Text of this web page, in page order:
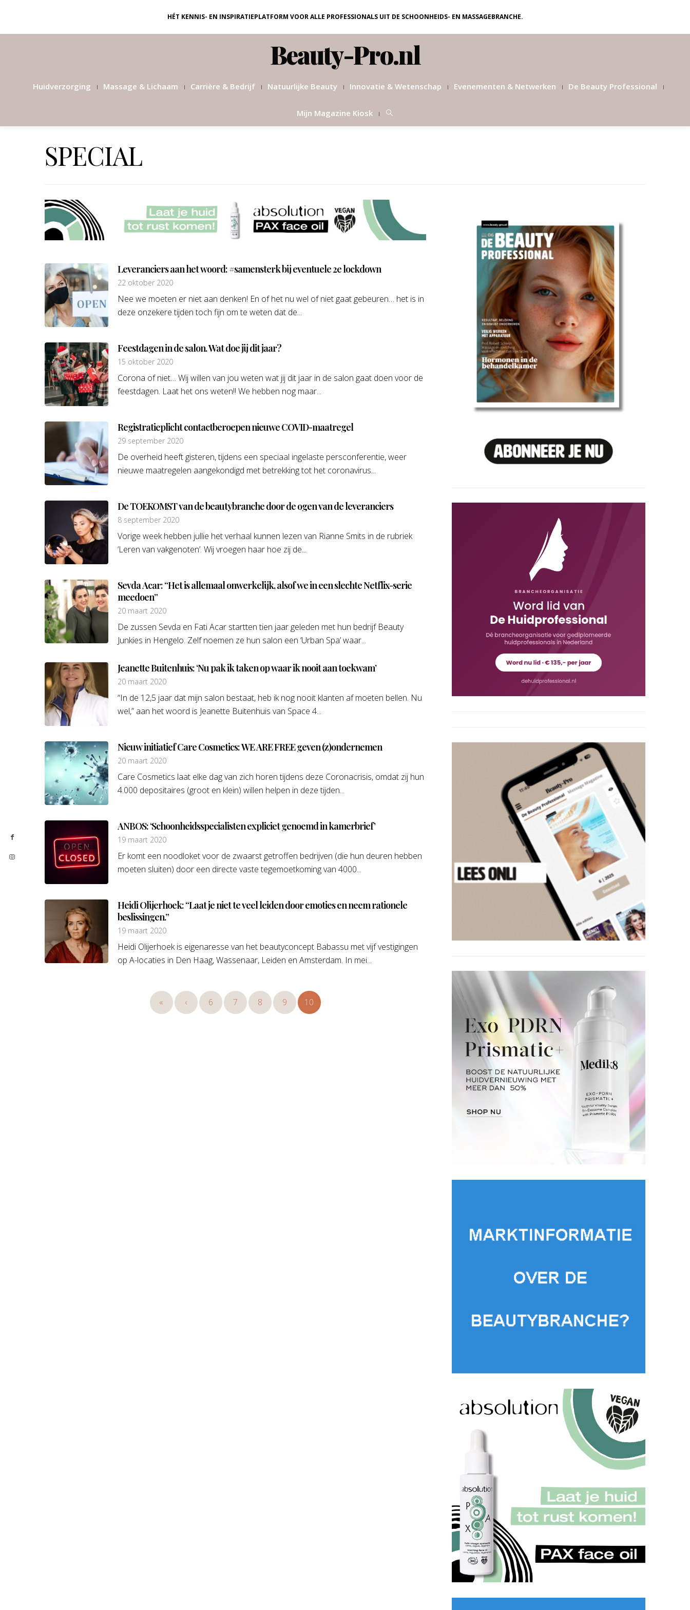
HÉT KENNIS- EN INSPIRATIEPLATFORM VOOR ALLE PROFESSIONALS UIT DE SCHOONHEIDS- EN MASSAGEBRANCHE.
Beauty-Pro.nl
Huidverzorging Massage & Lichaam Carrière & Bedrijf Natuurlijke Beauty Innovatie & Wetenschap Evenementen & Netwerken De Beauty Professional
Mijn Magazine Kiosk
SPECIAL
Leveranciers aan het woord: #samensterk bij eventuele 2e lockdown
22 oktober 2020
Nee we moeten er niet aan denken! En of het nu wel of niet gaat gebeuren… het is in
deze onzekere tijden toch fijn om te weten dat de...
Feestdagen in de salon. Wat doe jij dit jaar?
15 oktober 2020
Corona of niet… Wij willen van jou weten wat jij dit jaar in de salon gaat doen voor de
feestdagen. Laat het ons weten!! We hebben nog maar...
Registratieplicht contactberoepen nieuwe COVID-maatregel
29 september 2020
De overheid heeft gisteren, tijdens een speciaal ingelaste persconferentie, weer
nieuwe maatregelen aangekondigd met betrekking tot het coronavirus...
De TOEKOMST van de beautybranche door de ogen van de leveranciers
8 september 2020
Vorige week hebben jullie het verhaal kunnen lezen van Rianne Smits in de rubriek
‘Leren van vakgenoten’. Wij vroegen haar hoe zij de...
Sevda Acar: “Het is allemaal onwerkelijk, alsof we in een slechte Netflix-serie
meedoen”
20 maart 2020
De zussen Sevda en Fati Acar startten tien jaar geleden met hun bedrijf Beauty
Junkies in Hengelo. Zelf noemen ze hun salon een ‘Urban Spa’ waar...
Jeanette Buitenhuis: ‘Nu pak ik taken op waar ik nooit aan toekwam’
20 maart 2020
“In de 12,5 jaar dat mijn salon bestaat, heb ik nog nooit klanten af moeten bellen. Nu
wel,” aan het woord is Jeanette Buitenhuis van Space 4...
Nieuw initiatief Care Cosmetics: WE ARE FREE geven (z)ondernemen
20 maart 2020
Care Cosmetics laat elke dag van zich horen tijdens deze Coronacrisis, omdat zij hun
4.000 depositaires (groot en klein) willen helpen in deze tijden...
ANBOS: ‘Schoonheidsspecialisten expliciet genoemd in kamerbrief’
19 maart 2020
Er komt een noodloket voor de zwaarst getroffen bedrijven (die hun deuren hebben
moeten sluiten) door een directe vaste tegemoetkoming van 4000...
Heidi Olijerhoek: “Laat je niet te veel leiden door emoties en neem rationele
beslissingen.”
19 maart 2020
Heidi Olijerhoek is eigenaresse van het beautyconcept Babassu met vijf vestigingen
op A-locaties in Den Haag, Wassenaar, Leiden en Amsterdam. In mei...
« ‹ 6 7 8 9 10